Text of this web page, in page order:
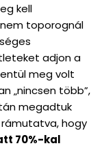
kell
toporognál
adjon a
meg volt
„nincsen több”,
megadtuk
hogy
70%-kal